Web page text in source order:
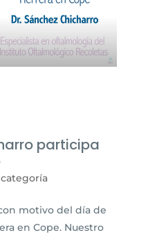
participa
motivo del día de
en Cope. Nuestro